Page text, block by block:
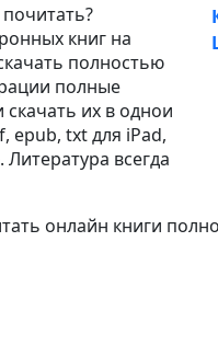
книг на
полностью
полные
их в однои
epub, txt для iPad,
всегда
онлайн книги